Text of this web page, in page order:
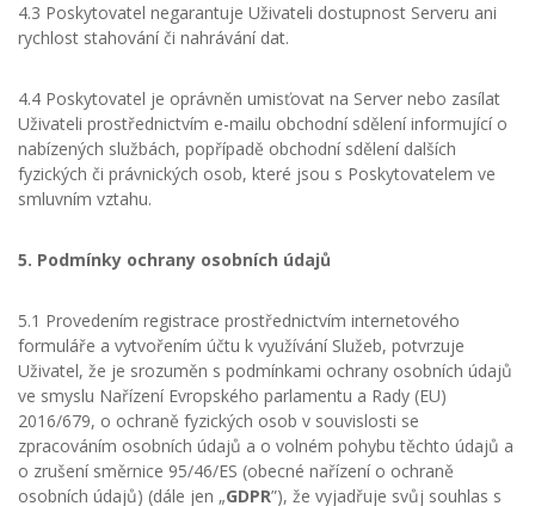
4.3 Poskytovatel negarantuje Uživateli dostupnost Serveru ani
rychlost stahování či nahrávání dat.
4.4 Poskytovatel je oprávněn umisťovat na Server nebo zasílat
Uživateli prostřednictvím e-mailu obchodní sdělení informující o
nabízených službách, popřípadě obchodní sdělení dalších
fyzických či právnických osob, které jsou s Poskytovatelem ve
smluvním vztahu.
5. Podmínky ochrany osobních údajů
5.1 Provedením registrace prostřednictvím internetového
formuláře a vytvořením účtu k využívání Služeb, potvrzuje
Uživatel, že je srozuměn s podmínkami ochrany osobních údajů
ve smyslu Nařízení Evropského parlamentu a Rady (EU)
2016/679, o ochraně fyzických osob v souvislosti se
zpracováním osobních údajů a o volném pohybu těchto údajů a
o zrušení směrnice 95/46/ES (obecné nařízení o ochraně
osobních údajů) (dále jen „GDPR”), že vyjadřuje svůj souhlas s